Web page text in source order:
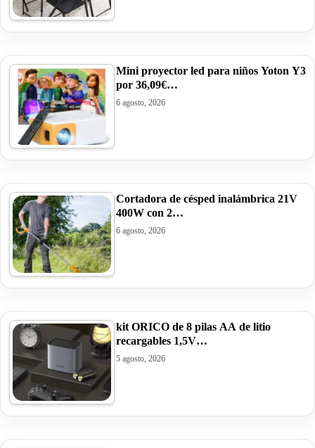
Mini proyector led para niños Yoton Y3
por 36,09€…
6 agosto, 2026
Cortadora de césped inalámbrica 21V
400W con 2…
6 agosto, 2026
kit ORICO de 8 pilas AA de litio
recargables 1,5V…
5 agosto, 2026